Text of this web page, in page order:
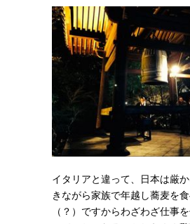
イタリアと違って、日本は厳
きながら家族で年越し蕎麦を
（？）ですからわざわざ仕事